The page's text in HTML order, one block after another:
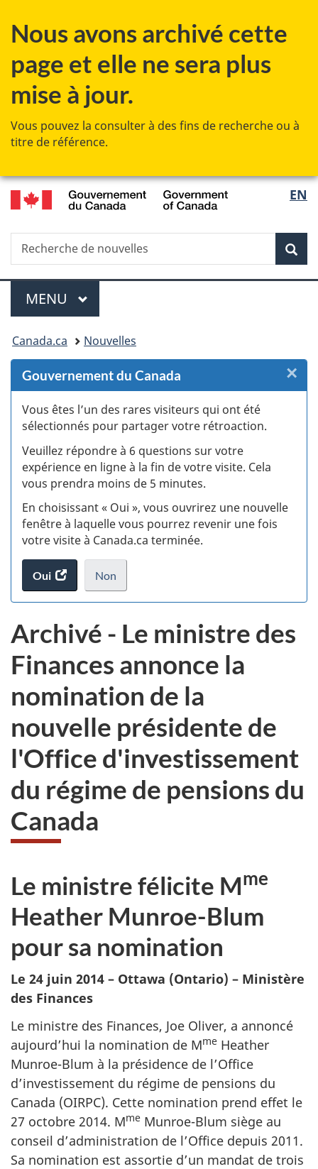
Nous avons archivé cette
page et elle ne sera plus
mise à jour.
Vous pouvez la consulter à des fins de recherche ou à
titre de référence.
au
des
au
principal
à
Au
»
à
version
de
la
EN
Recherche
Recherche
de
Menu
MENU PRINCIPAL
Vous
êtes
ici :
Canada.ca Nouvelles
Gouvernement du Canada
Vous êtes l’un des rares visiteurs qui ont été
sélectionnés pour partager votre rétroaction.
Veuillez répondre à 6 questions sur votre
expérience en ligne à la fin de votre visite. Cela
vous prendra moins de 5 minutes.
En choisissant « Oui », vous ouvrirez une nouvelle
fenêtre à laquelle vous pourrez revenir une fois
votre visite à Canada.ca terminée.
Oui
accéder
au
Non
je
veux
pas
au
sondage
du
site
web,
.
×
Archivé - Le ministre des
Finances annonce la
nomination de la
nouvelle présidente de
l'Office d'investissement
du régime de pensions du
Canada
Le ministre félicite Mme
Heather Munroe-Blum
pour sa nomination
Le 24 juin 2014 – Ottawa (Ontario) – Ministère
des Finances
Le ministre des Finances, Joe Oliver, a annoncé
aujourd’hui la nomination de Mme Heather
Munroe-Blum à la présidence de l’Office
d’investissement du régime de pensions du
Canada (OIRPC). Cette nomination prend effet le
27 octobre 2014. Mme Munroe-Blum siège au
conseil d’administration de l’Office depuis 2011.
Sa nomination est assortie d’un mandat de trois